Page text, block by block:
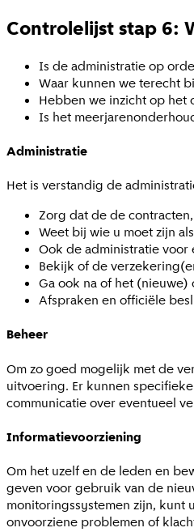
Controlelijst stap 6:
Is de administratie op
Waar kunnen we terecht
Hebben we inzicht op het
Is het
Administratie
Het is verstandig de
Zorg dat de de
Weet bij wie u moet zijn
Ook de administratie
Bekijk of de
Ga ook na of het
Afspraken en officiële
Beheer
Om zo goed mogelijk met de
uitvoering. Er kunnen
communicatie over eventueel
Informatievoorziening
Om het uzelf en de leden en
geven voor gebruik van de
monitoringssystemen zijn, kunt
onvoorziene problemen of